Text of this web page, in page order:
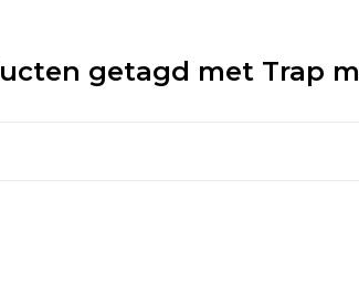
getagd met Trap